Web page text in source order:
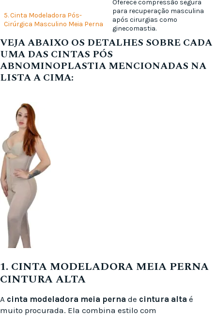
5. Cinta Modeladora Pós-
Cirúrgica Masculino Meia Perna
Oferece compressão segura
para recuperação masculina
após cirurgias como
ginecomastia.
VEJA ABAIXO OS DETALHES SOBRE CADA
UMA DAS CINTAS PÓS
ABNOMINOPLASTIA MENCIONADAS NA
LISTA A CIMA:
1. CINTA MODELADORA MEIA PERNA
CINTURA ALTA
A cinta modeladora meia perna de cintura alta é
muito procurada. Ela combina estilo com